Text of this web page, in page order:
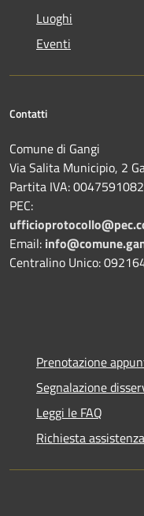
Luoghi
Eventi
Contatti
Comune di Gangi
Via Salita Municipio, 2
Partita IVA:
PEC:
Email:
Centralino Unico:
Prenotazione
Segnalazione
Leggi le FAQ
Richiesta assistenza